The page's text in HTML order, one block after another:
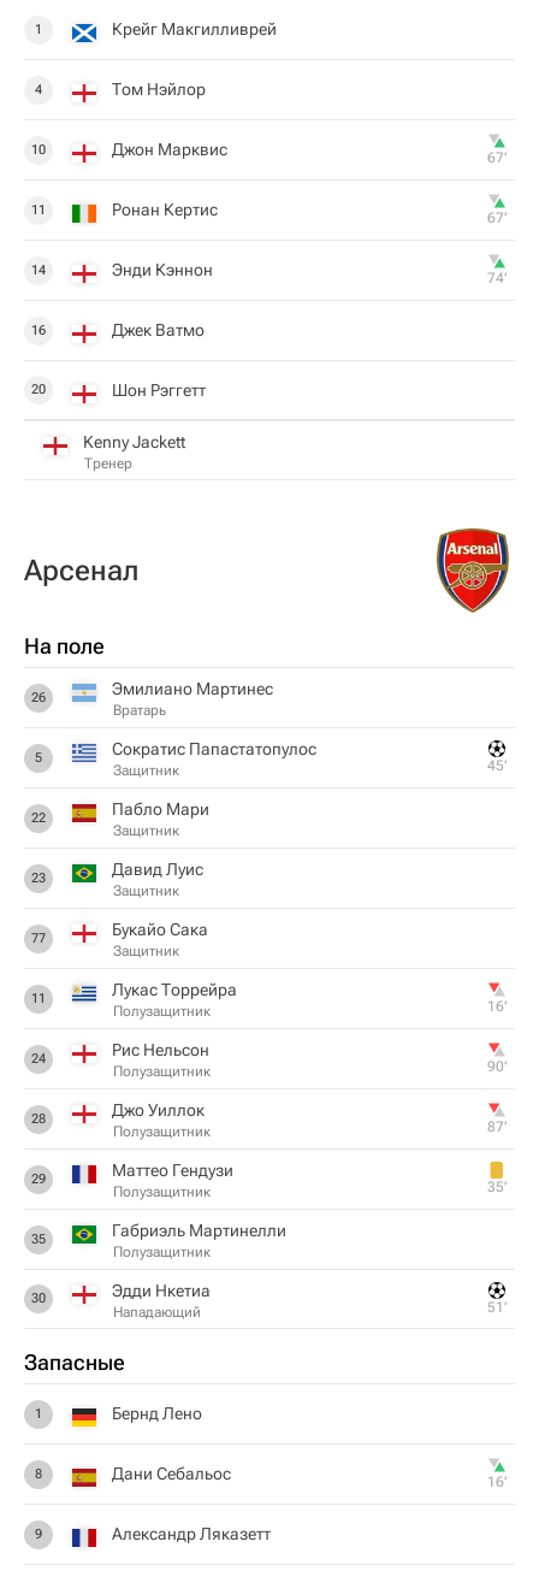
1 Крейг Макгилливрей
4 Том Нэйлор
10 Джон Марквис 67‎’‎
11 Ронан Кертис 67‎’‎
14 Энди Кэннон 74‎’‎
16 Джек Ватмо
20 Шон Рэггетт
Kenny Jackett
Тренер
Арсенал
На поле
26 Эмилиано Мартинес
Вратарь
5 Сократис Папастатопулос
Защитник 45‎’‎
22 Пабло Мари
Защитник
23 Давид Луис
Защитник
77 Букайо Сака
Защитник
11 Лукас Торрейра
Полузащитник 16‎’‎
24 Рис Нельсон
Полузащитник 90‎’‎
28 Джо Уиллок
Полузащитник 87‎’‎
29 Маттео Гендузи
Полузащитник 35‎’‎
35 Габриэль Мартинелли
Полузащитник
30 Эдди Нкетиа
Нападающий 51‎’‎
Запасные
1 Бернд Лено
8 Дани Себальос 16‎’‎
9 Александр Ляказетт